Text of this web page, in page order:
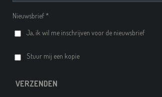
Nieuwsbrief *
Ja, ik wil me inschrijven voor de nieuwsbrief
Stuur mij een kopie
VERZENDEN